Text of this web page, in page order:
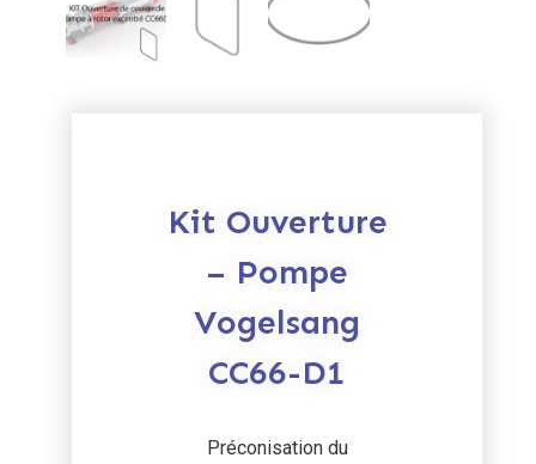
Kit Ouverture
– Pompe
Vogelsang
CC66-D1
Préconisation du